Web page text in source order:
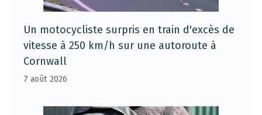
Un motocycliste surpris en train d'excès de
vitesse à 250 km/h sur une autoroute à
Cornwall
7 août 2026